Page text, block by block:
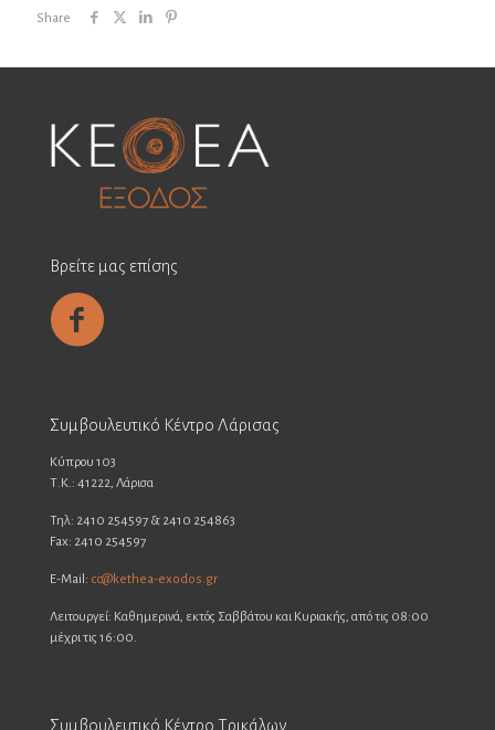
Share
Βρείτε μας επίσης
Συμβουλευτικό Κέντρο Λάρισας
Κύπρου 103
Τ.Κ.: 41222, Λάρισα
Τηλ: 2410 254597 & 2410 254863
Fax: 2410 254597
E-Mail: cc@kethea-exodos.gr
Λειτουργεί: Καθημερινά, εκτός Σαββάτου και Κυριακής, από τις 08:00
μέχρι τις 16:00.
Συμβουλευτικό Κέντρο Τρικάλων